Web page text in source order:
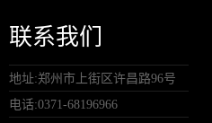
联系我们
地址:郑州市上街区许昌路96号
电话:0371-68196966